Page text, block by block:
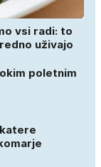
vsi radi: to
uživajo
poletnim